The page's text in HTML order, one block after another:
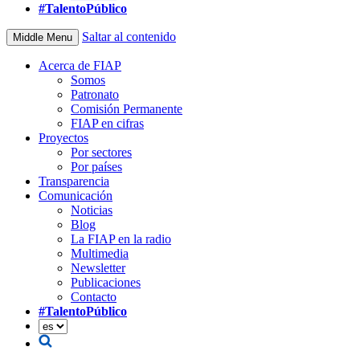
#TalentoPúblico
Middle Menu Saltar al contenido
Acerca de FIAP
Somos
Patronato
Comisión Permanente
FIAP en cifras
Proyectos
Por sectores
Por países
Transparencia
Comunicación
Noticias
Blog
La FIAP en la radio
Multimedia
Newsletter
Publicaciones
Contacto
#TalentoPúblico